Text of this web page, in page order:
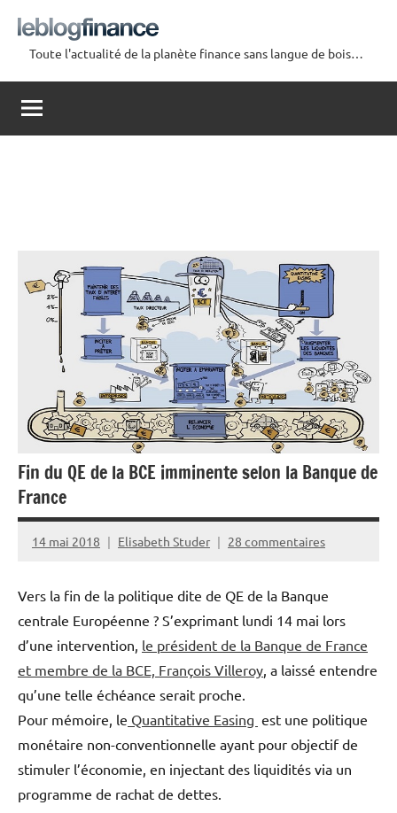
contenu
Le
Blog
Finance
Toute l'actualité de la planète finance sans langue de bois…
Fin du QE de la BCE imminente selon la Banque de
France
14 mai 2018 Elisabeth Studer 28 commentaires
Vers la fin de la politique dite de QE de la Banque
centrale Européenne ? S’exprimant lundi 14 mai lors
d’une intervention, le président de la Banque de France
et membre de la BCE, François Villeroy, a laissé entendre
qu’une telle échéance serait proche.
Pour mémoire, le Quantitative Easing est une politique
monétaire non-conventionnelle ayant pour objectif de
stimuler l’économie, en injectant des liquidités via un
programme de rachat de dettes.